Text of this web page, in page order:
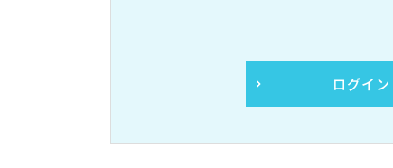
ログイン